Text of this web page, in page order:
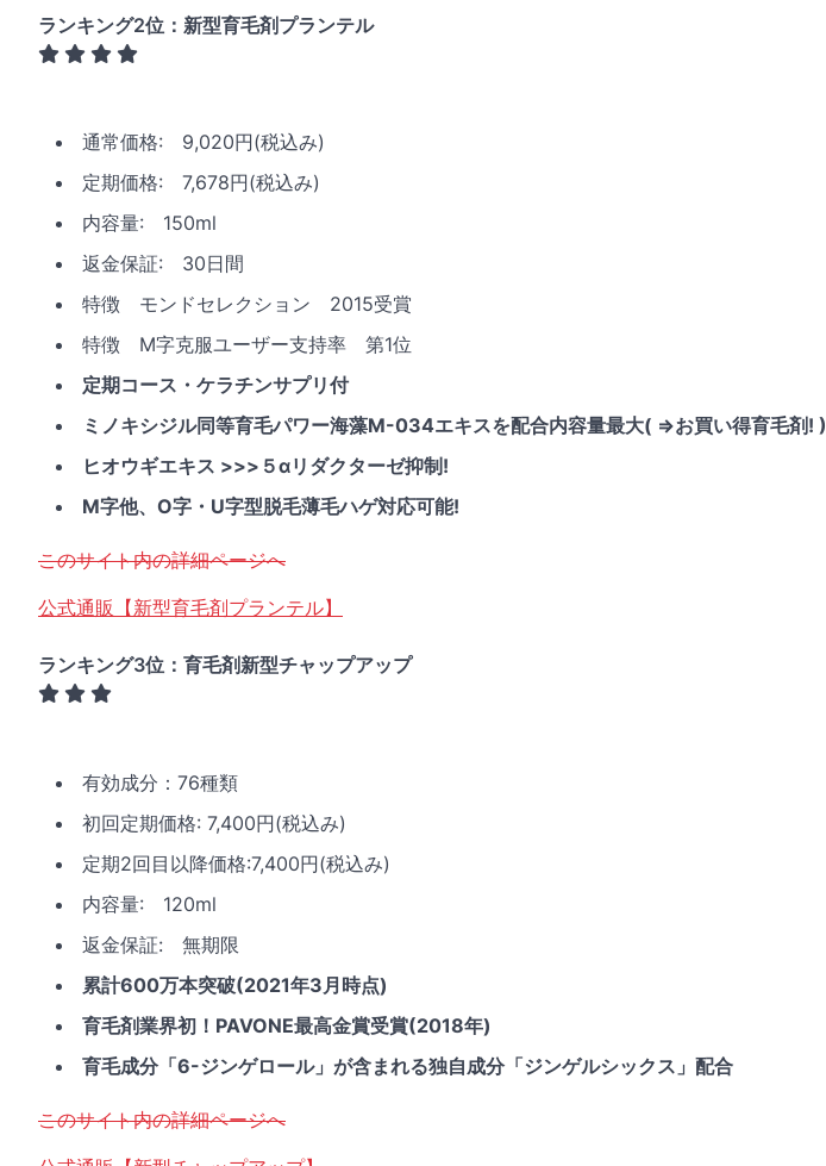
ランキング2位：新型育毛剤プランテル
通常価格: 9,020円(税込み)
定期価格: 7,678円(税込み)
内容量: 150ml
返金保証: 30日間
特徴 モンドセレクション 2015受賞
特徴 M字克服ユーザー支持率 第1位
定期コース・ケラチンサプリ付
ミノキシジル同等育毛パワー海藻M-034エキスを配合内容量最大( =>お買い得育毛剤! )
ヒオウギエキス >>>５αリダクターゼ抑制!
M字他、O字・U字型脱毛薄毛ハゲ対応可能!
このサイト内の詳細ページへ
公式通販【新型育毛剤プランテル】
ランキング3位：育毛剤新型チャップアップ
有効成分：76種類
初回定期価格: 7,400円(税込み)
定期2回目以降価格:7,400円(税込み)
内容量: 120ml
返金保証: 無期限
累計600万本突破(2021年3月時点)
育毛剤業界初！PAVONE最高金賞受賞(2018年)
育毛成分「6-ジンゲロール」が含まれる独自成分「ジンゲルシックス」配合
このサイト内の詳細ページへ